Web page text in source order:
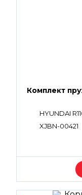
Комплект
HYUNDAI
XJBN-00421